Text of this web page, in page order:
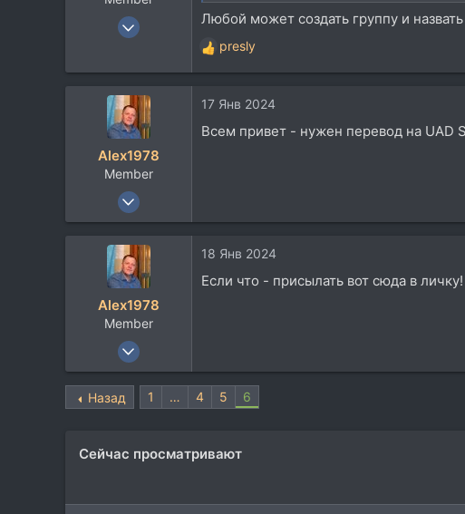
6 Май 2003
83
Москва
Любой может создать группу и
Р
е
к
и
presly
Alex1978
Member
6 Мар 2014
53
Саров
17 Янв 2024
Всем привет - нужен перевод на UAD
Alex1978
Member
6 Мар 2014
53
Саров
18 Янв 2024
Если что - присылать вот сюда в личку!
Назад 1 … 4 5 6
Сейчас просматривают